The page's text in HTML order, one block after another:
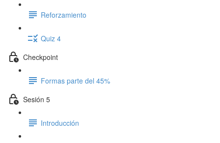
Reforzamiento
Quiz 4
Checkpoint
Formas parte del 45%
Sesión 5
Introducción